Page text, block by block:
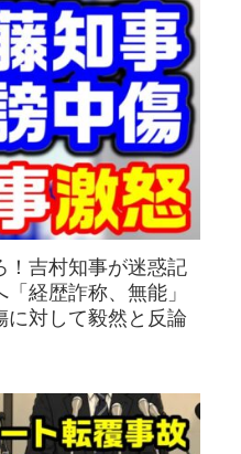
！吉村知事が迷惑記
経歴詐称、無能」
に対して毅然と反論